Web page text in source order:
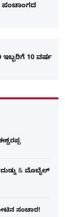
ಪಂಚಾಂಗದ
10 ವರ್ಷ
& ಮೊಬೈಲ್​
ಸಂಚಾರ!